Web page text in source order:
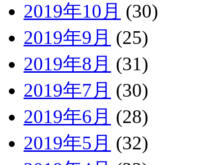
2019年10月 (30)
2019年9月 (25)
2019年8月 (31)
2019年7月 (30)
2019年6月 (28)
2019年5月 (32)